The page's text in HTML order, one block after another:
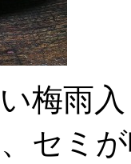
梅雨
セミ